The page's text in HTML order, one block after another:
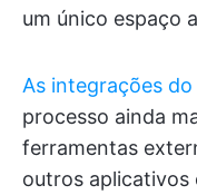
um único espaço
As integrações do
processo ainda
ferramentas
outros aplicativos